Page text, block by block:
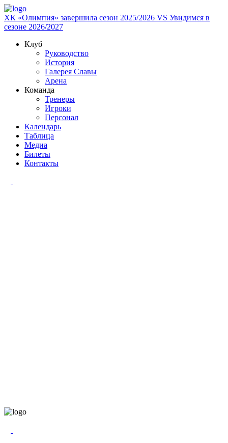
ХК «Олимпия» завершила сезон 2025/2026 VS Увидимся в
сезоне 2026/2027
Клуб
Руководство
История
Галерея Славы
Арена
Команда
Тренеры
Игроки
Персонал
Календарь
Таблица
Медиа
Билеты
Контакты